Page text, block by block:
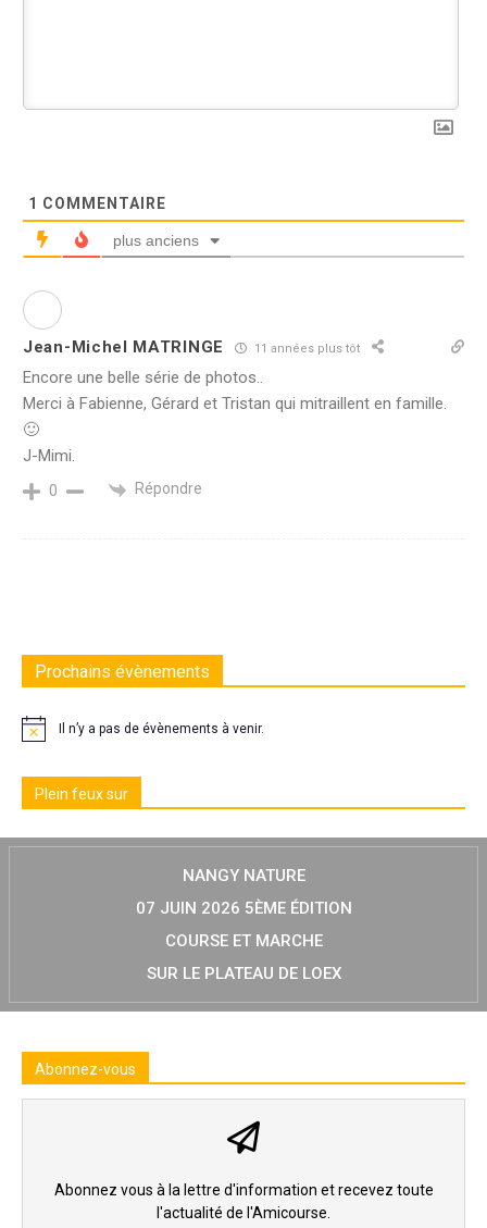
1 COMMENTAIRE
plus anciens
Jean-Michel MATRINGE 11 années plus tôt
Encore une belle série de photos..
Merci à Fabienne, Gérard et Tristan qui mitraillent en famille.
🙂
J-Mimi.
0 Répondre
Prochains évènements
Il n’y a pas de évènements à venir.
Plein feux sur
NANGY NATURE
07 JUIN 2026 5ÈME ÉDITION
COURSE ET MARCHE
SUR LE PLATEAU DE LOEX
Abonnez-vous
Abonnez vous à la lettre d'information et recevez toute
l'actualité de l'Amicourse.